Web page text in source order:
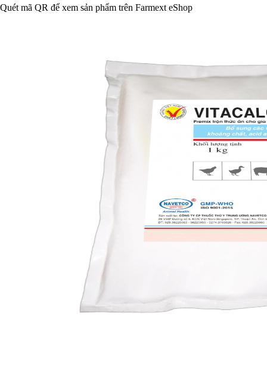
Quét mã QR để xem sản phẩm trên Farmext eShop